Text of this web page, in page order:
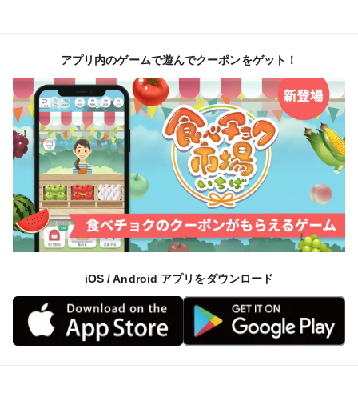
アプリ内のゲームで遊んでクーポンをゲット！
iOS / Android アプリをダウンロード